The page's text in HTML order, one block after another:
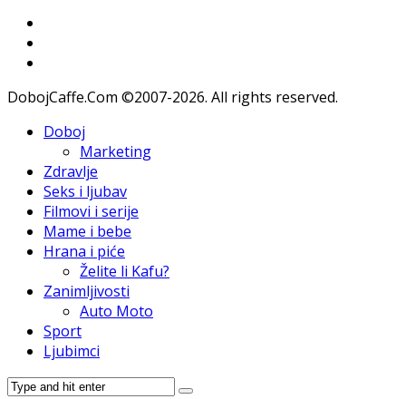
DobojCaffe.Com ©2007-2026. All rights reserved.
Doboj
Marketing
Zdravlje
Seks i ljubav
Filmovi i serije
Mame i bebe
Hrana i piće
Želite li Kafu?
Zanimljivosti
Auto Moto
Sport
Ljubimci